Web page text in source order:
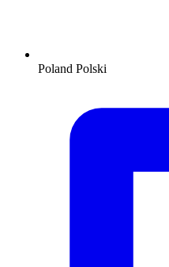
Poland Polski